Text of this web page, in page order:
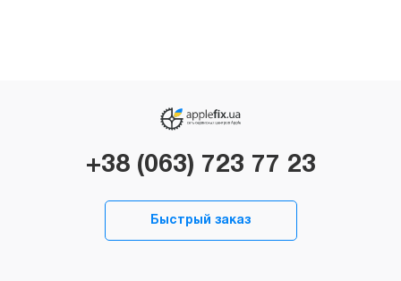
+38 (063) 723 77 23
Быстрый заказ